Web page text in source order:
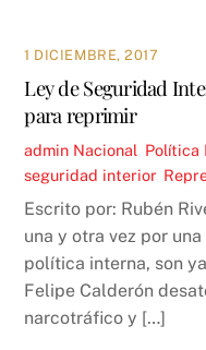
1 DICIEMBRE, 2017
Ley de Seguridad
para reprimir
admin Nacional Política
seguridad interior,
Escrito por: Rubén
una y otra vez por
política interna, son
Felipe Calderón
narcotráfico y […]